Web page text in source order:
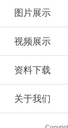
图片展示
视频展示
资料下载
关于我们